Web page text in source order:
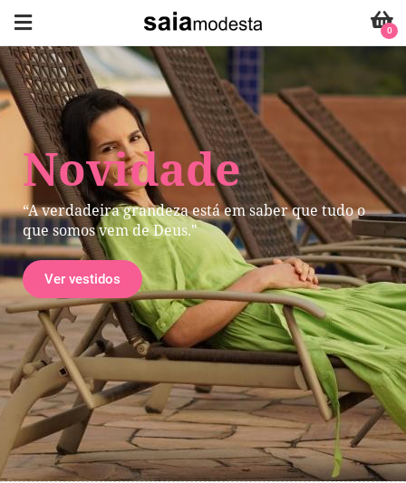
Novidade
“A verdadeira grandeza está em saber que tudo o
que somos vem de Deus."
Ver vestidos
0